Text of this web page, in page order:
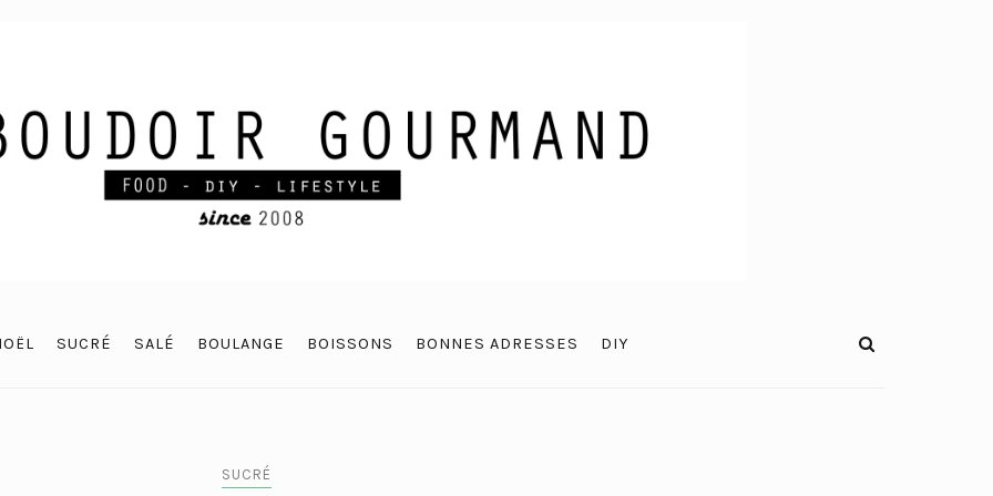
SUCRÉ SALÉ BOULANGE BOISSONS BONNES ADRESSES DIY
SUCRÉ